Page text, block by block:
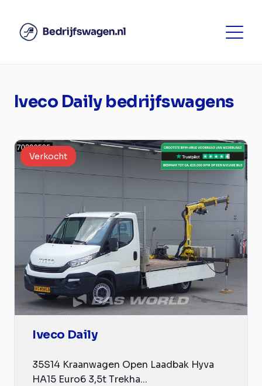
Iveco Daily bedrijfswagens
Verkocht
Iveco Daily
35S14 Kraanwagen Open Laadbak Hyva
HA15 Euro6 3,5t Trekha...